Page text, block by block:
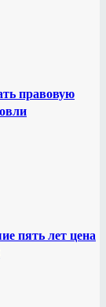
правовую
пять лет цена